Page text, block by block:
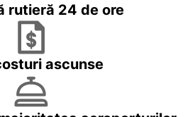
rutieră 24 de ore
ascunse